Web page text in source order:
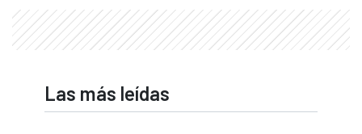
Las más leídas